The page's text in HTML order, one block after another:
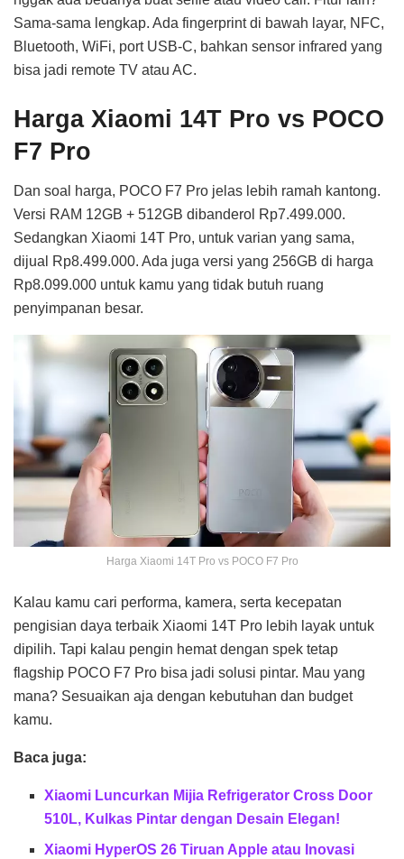
Sama-sama lengkap. Ada fingerprint di bawah layar, NFC,
Bluetooth, WiFi, port USB-C, bahkan sensor infrared yang
bisa jadi remote TV atau AC.
Harga Xiaomi 14T Pro vs POCO
F7 Pro
Dan soal harga, POCO F7 Pro jelas lebih ramah kantong.
Versi RAM 12GB + 512GB dibanderol Rp7.499.000.
Sedangkan Xiaomi 14T Pro, untuk varian yang sama,
dijual Rp8.499.000. Ada juga versi yang 256GB di harga
Rp8.099.000 untuk kamu yang tidak butuh ruang
penyimpanan besar.
Harga Xiaomi 14T Pro vs POCO F7 Pro
Kalau kamu cari performa, kamera, serta kecepatan
pengisian daya terbaik Xiaomi 14T Pro lebih layak untuk
dipilih. Tapi kalau pengin hemat dengan spek tetap
flagship POCO F7 Pro bisa jadi solusi pintar. Mau yang
mana? Sesuaikan aja dengan kebutuhan dan budget
kamu.
Baca juga:
Xiaomi Luncurkan Mijia Refrigerator Cross Door
510L, Kulkas Pintar dengan Desain Elegan!
Xiaomi HyperOS 26 Tiruan Apple atau Inovasi